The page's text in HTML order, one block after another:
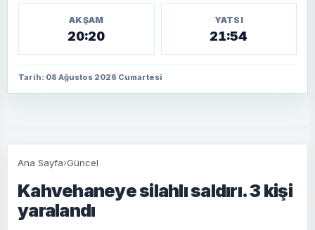
AKŞAM
20:20
YATSI
21:54
Tarih: 08 Ağustos 2026 Cumartesi
Ana Sayfa›Güncel
Kahvehaneye silahlı saldırı. 3 kişi
yaralandı